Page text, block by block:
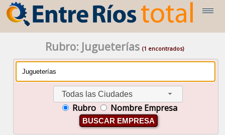
Rubro: Jugueterías(1 encontrados)
Todas las Ciudades
Rubro Nombre Empresa
BUSCAR EMPRESA